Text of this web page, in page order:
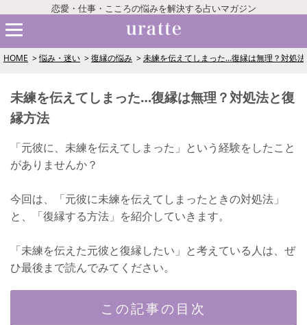
恋愛・仕事・こころの悩みを解決する占いマガジン
HOME 悩み・迷い 復縁の悩み 未練を伝えてしまった…復縁は無理？対処
未練を伝えてしまった…復縁は無理？対処法と復
縁方法
「元彼に、未練を伝えてしまった」という経験をしたこと
がありませんか？
今回は、「元彼に未練を伝えてしまったときの対処法」
と、「復縁する方法」を紹介していきます。
「未練を伝えた元彼と復縁したい」と考えている人は、ぜ
ひ最後まで読んでみてください。
この記事の目次